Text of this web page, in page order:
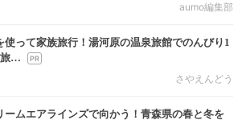
aumo編集部
使って家族旅行！湯河原の温泉旅館でのんびり1
旅…
さやえんどう
ームエアラインズで向かう！青森県の春と冬を